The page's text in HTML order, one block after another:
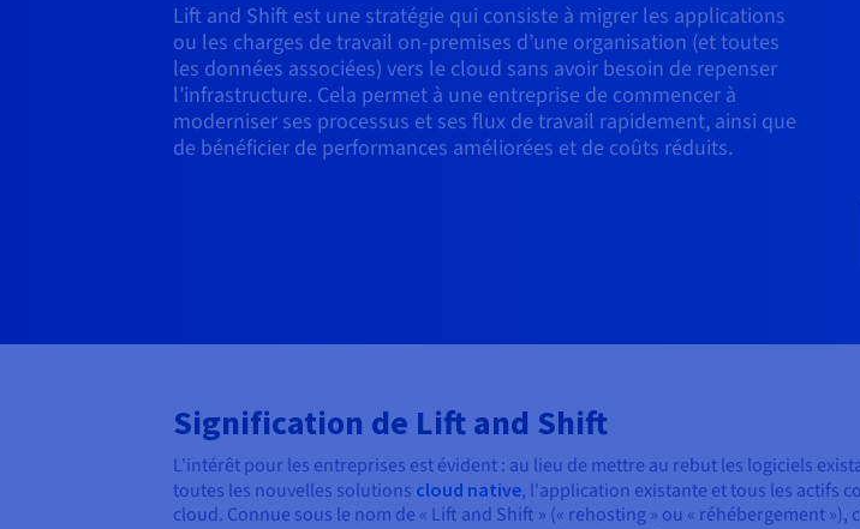
Lift and Shift est une stratégie qui consiste à migrer les applications
ou les charges de travail on-premises d’une organisation (et toutes
les données associées) vers le cloud sans avoir besoin de repenser
l’infrastructure. Cela permet à une entreprise de commencer à
moderniser ses processus et ses flux de travail rapidement, ainsi que
de bénéficier de performances améliorées et de coûts réduits.
Signification de Lift and Shift
L'intérêt pour les entreprises est évident : au lieu de mettre au rebut les logiciels
toutes les nouvelles solutions cloud native, l'application existante et tous les actifs
cloud. Connue sous le nom de « Lift and Shift » (« rehosting » ou « réhébergement